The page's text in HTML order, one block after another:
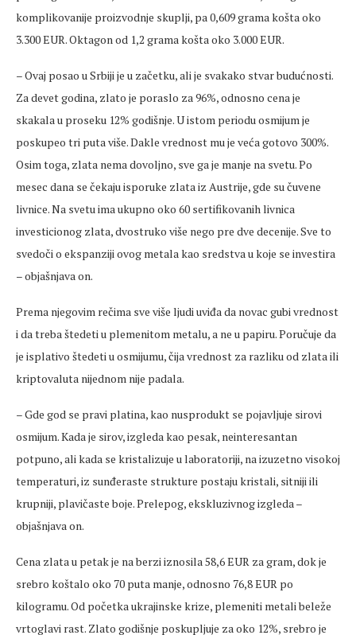
komplikovanije proizvodnje skuplji, pa 0,609 grama košta oko
3.300 EUR. Oktagon od 1,2 grama košta oko 3.000 EUR.
– Ovaj posao u Srbiji je u začetku, ali je svakako stvar budućnosti.
Za devet godina, zlato je poraslo za 96%, odnosno cena je
skakala u proseku 12% godišnje. U istom periodu osmijum je
poskupeo tri puta više. Dakle vrednost mu je veća gotovo 300%.
Osim toga, zlata nema dovoljno, sve ga je manje na svetu. Po
mesec dana se čekaju isporuke zlata iz Austrije, gde su čuvene
livnice. Na svetu ima ukupno oko 60 sertifikovanih livnica
investicionog zlata, dvostruko više nego pre dve decenije. Sve to
svedoči o ekspanziji ovog metala kao sredstva u koje se investira
– objašnjava on.
Prema njegovim rečima sve više ljudi uviđa da novac gubi vrednost
i da treba štedeti u plemenitom metalu, a ne u papiru. Poručuje da
je isplativo štedeti u osmijumu, čija vrednost za razliku od zlata ili
kriptovaluta nijednom nije padala.
– Gde god se pravi platina, kao nusprodukt se pojavljuje sirovi
osmijum. Kada je sirov, izgleda kao pesak, neinteresantan
potpuno, ali kada se kristalizuje u laboratoriji, na izuzetno visokoj
temperaturi, iz sunđeraste strukture postaju kristali, sitniji ili
krupniji, plavičaste boje. Prelepog, ekskluzivnog izgleda –
objašnjava on.
Cena zlata u petak je na berzi iznosila 58,6 EUR za gram, dok je
srebro koštalo oko 70 puta manje, odnosno 76,8 EUR po
kilogramu. Od početka ukrajinske krize, plemeniti metali beleže
vrtoglavi rast. Zlato godišnje poskupljuje za oko 12%, srebro je